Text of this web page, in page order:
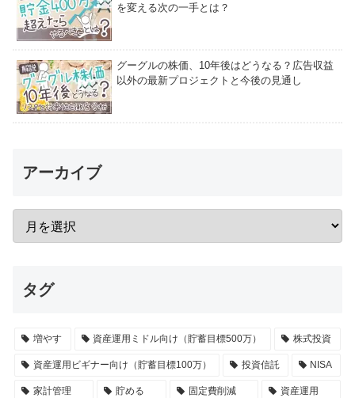
を変える次の一手とは？
グーグルの株価、10年後はどうなる？広告収益
以外の最新プロジェクトと今後の見通し
アーカイブ
タグ
増やす 資産運用ミドル向け（貯蓄目標500万） 株式投資
資産運用ビギナー向け（貯蓄目標100万） 投資信託 NISA
家計管理 貯める 固定費削減 資産運用